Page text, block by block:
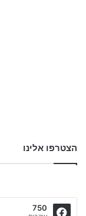
הצטרפו אלינו
750